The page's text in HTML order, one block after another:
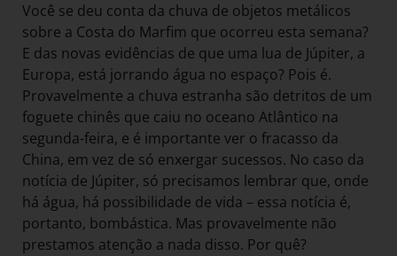
Você se deu conta da chuva de objetos metálicos
sobre a Costa do Marfim que ocorreu esta semana?
E das novas evidências de que uma lua de Júpiter, a
Europa, está jorrando água no espaço? Pois é.
Provavelmente a chuva estranha são detritos de um
foguete chinês que caiu no oceano Atlântico na
segunda-feira, e é importante ver o fracasso da
China, em vez de só enxergar sucessos. No caso da
notícia de Júpiter, só precisamos lembrar que, onde
há água, há possibilidade de vida – essa notícia é,
portanto, bombástica. Mas provavelmente não
prestamos atenção a nada disso. Por quê?